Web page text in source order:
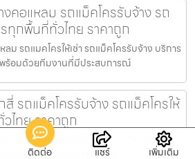
คอแหลม รถแม็คโครรับจ้าง รถ
รทุกพื้นที่ทั่วไทย ราคาถูก
ม รถแมคโครให้เช่า รถแม็คโครรับจ้าง บริการ
พร้อมด้วยทีมงานที่มีประสบการณ์
รถแม็คโครรับจ้าง รถแม็คโครให้
ไทย ราคาถูก
คโครให้เช่า รถแม็คโครรับจ้าง บริการทั่วไทย
ยทีมงานที่มีประสบการณ์ และ
ติดต่อ แชร์ เพิ่มเติม